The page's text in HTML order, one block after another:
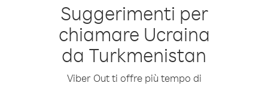
Suggerimenti per
chiamare Ucraina
da Turkmenistan
Viber Out ti offre più tempo di